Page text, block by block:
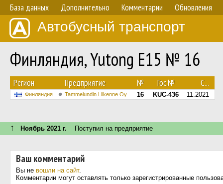
База данных Дополнительно Комментарии Обновления
Автобусный транспорт
Финляндия, Yutong E15 № 16
Регион Предприятие № Гос.№ С...
Финляндия Tammelundin Liikenne Oy 16 KUC-436 11.2021
↑ Ноябрь 2021 г. Поступил на предприятие
Ваш комментарий
Вы не вошли на сайт.
Комментарии могут оставлять только зарегистрированные